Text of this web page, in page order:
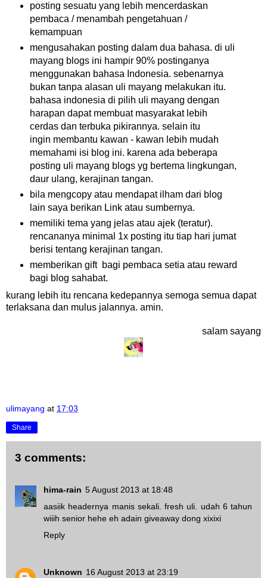
posting sesuatu yang lebih mencerdaskan
pembaca / menambah pengetahuan /
kemampuan
mengusahakan posting dalam dua bahasa. di uli
mayang blogs ini hampir 90% postinganya
menggunakan bahasa Indonesia. sebenarnya
bukan tanpa alasan uli mayang melakukan itu.
bahasa indonesia di pilih uli mayang dengan
harapan dapat membuat masyarakat lebih
cerdas dan terbuka pikirannya. selain itu
ingin membantu kawan - kawan lebih mudah
memahami isi blog ini. karena ada beberapa
posting uli mayang blogs yg bertema lingkungan,
daur ulang, kerajinan tangan.
bila mengcopy atau mendapat ilham dari blog
lain saya berikan Link atau sumbernya.
memiliki tema yang jelas atau ajek (teratur).
rencananya minimal 1x posting itu tiap hari jumat
berisi tentang kerajinan tangan.
memberikan gift bagi pembaca setia atau reward
bagi blog sahabat.
kurang lebih itu rencana kedepannya semoga semua dapat
terlaksana dan mulus jalannya. amin.
salam sayang
ulimayang at 17:03
Share
3 comments:
hima-rain 5 August 2013 at 18:48
aasiik headernya manis sekali. fresh uli. udah 6 tahun
wiiih senior hehe eh adain giveaway dong xixixi
Reply
Unknown 16 August 2013 at 23:19